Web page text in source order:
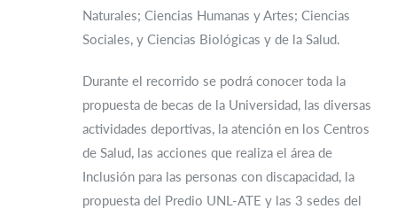
Naturales; Ciencias Humanas y Artes; Ciencias
Sociales, y Ciencias Biológicas y de la Salud.
Durante el recorrido se podrá conocer toda la
propuesta de becas de la Universidad, las diversas
actividades deportivas, la atención en los Centros
de Salud, las acciones que realiza el área de
Inclusión para las personas con discapacidad, la
propuesta del Predio UNL-ATE y las 3 sedes del